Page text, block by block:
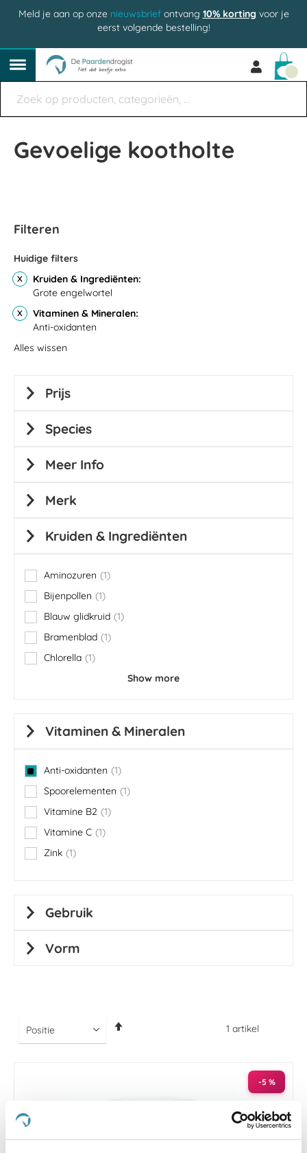
Meld je aan op onze nieuwsbriefontvang 10% korting voor je
eerst volgende bestelling!
Gevoelige kootholte
1 artikel
-5 %
Filteren
Huidige filters
Kruiden & Ingrediënten
Grote engelwortel
Vitaminen & Mineralen
Anti-oxidanten
Alles wissen
Prijs
Species
Meer Info
Merk
Kruiden & Ingrediënten
Aminozuren 1
item
Bijenpollen
1
item
Blauw glidkruid 1
item
Bramenblad 1
item
Chlorella 1
item
Show more
Vitaminen & Mineralen
Anti-oxidanten 1
item
Spoorelementen
1
item
Vitamine B2
1
item
Vitamine C 1
item
Zink 1
item
Gebruik
Vorm